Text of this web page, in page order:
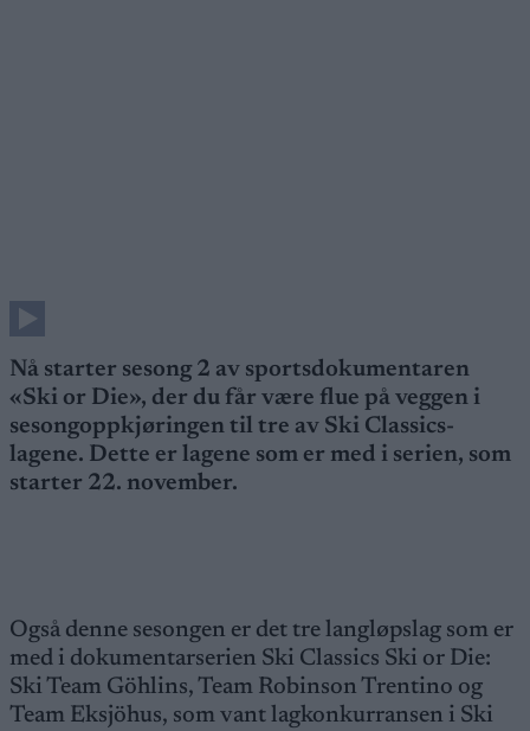
Nå starter sesong 2 av sportsdokumentaren
«Ski or Die», der du får være flue på veggen i
sesongoppkjøringen til tre av Ski Classics-
lagene. Dette er lagene som er med i serien, som
starter 22. november.
Også denne sesongen er det tre langløpslag som er
med i dokumentarserien Ski Classics Ski or Die:
Ski Team Göhlins, Team Robinson Trentino og
Team Eksjöhus, som vant lagkonkurransen i Ski